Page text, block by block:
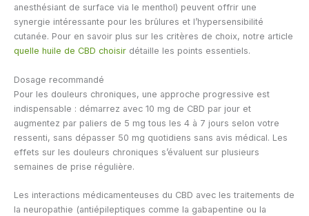
anesthésiant de surface via le menthol) peuvent offrir une
synergie intéressante pour les brûlures et l’hypersensibilité
cutanée. Pour en savoir plus sur les critères de choix, notre article
quelle huile de CBD choisir détaille les points essentiels.
Dosage recommandé
Pour les douleurs chroniques, une approche progressive est
indispensable : démarrez avec 10 mg de CBD par jour et
augmentez par paliers de 5 mg tous les 4 à 7 jours selon votre
ressenti, sans dépasser 50 mg quotidiens sans avis médical. Les
effets sur les douleurs chroniques s’évaluent sur plusieurs
semaines de prise régulière.
Les interactions médicamenteuses du CBD avec les traitements de
la neuropathie (antiépileptiques comme la gabapentine ou la